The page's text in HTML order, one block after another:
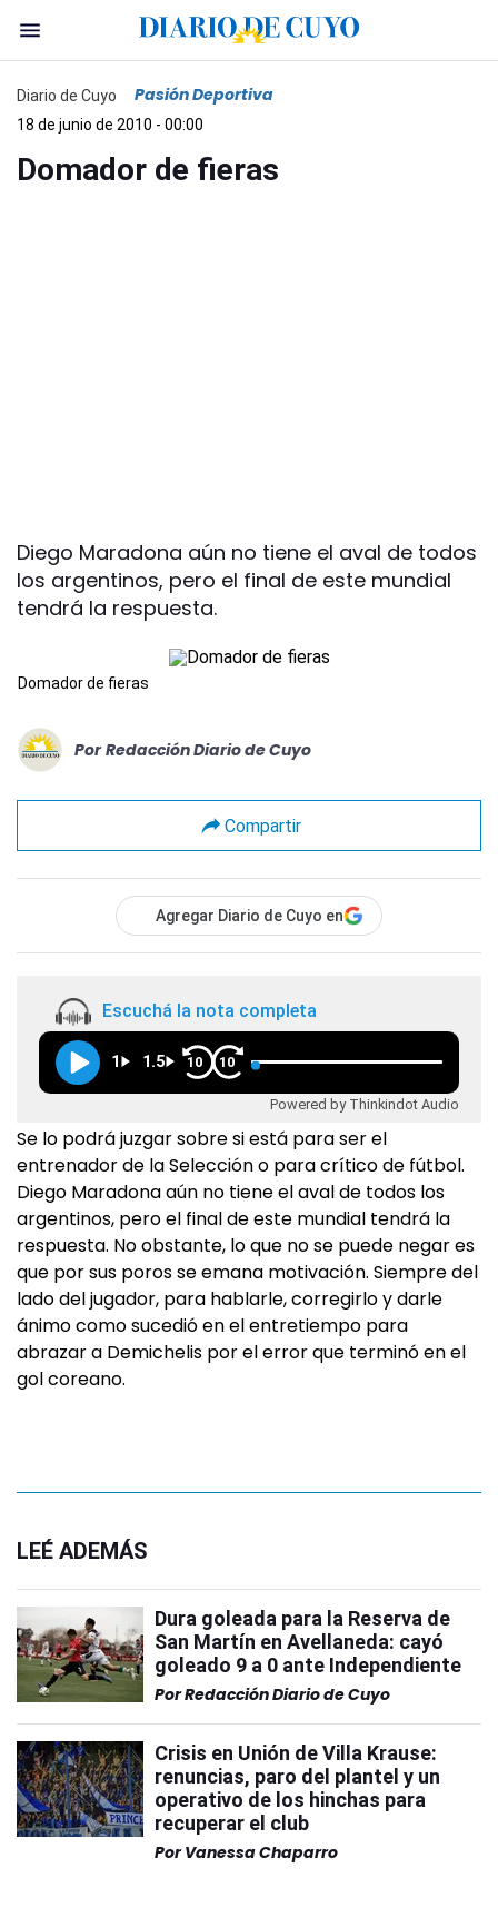
Diario de Cuyo Pasión Deportiva
18 de junio de 2010 - 00:00
Domador de fieras
Diego Maradona aún no tiene el aval de todos
los argentinos, pero el final de este mundial
tendrá la respuesta.
Domador de fieras
Por Redacción Diario de Cuyo
Compartir
Agregar Diario de Cuyo en
Escuchá la nota completa
1 1.5 10 10
Powered by Thinkindot Audio
Se lo podrá juzgar sobre si está para ser el
entrenador de la Selección o para crítico de fútbol.
Diego Maradona aún no tiene el aval de todos los
argentinos, pero el final de este mundial tendrá la
respuesta. No obstante, lo que no se puede negar es
que por sus poros se emana motivación. Siempre del
lado del jugador, para hablarle, corregirlo y darle
ánimo como sucedió en el entretiempo para
abrazar a Demichelis por el error que terminó en el
gol coreano.
LEÉ ADEMÁS
Dura goleada para la Reserva de
San Martín en Avellaneda: cayó
goleado 9 a 0 ante Independiente
PorRedacción Diario de Cuyo
Crisis en Unión de Villa Krause:
renuncias, paro del plantel y un
operativo de los hinchas para
recuperar el club
Por Vanessa Chaparro